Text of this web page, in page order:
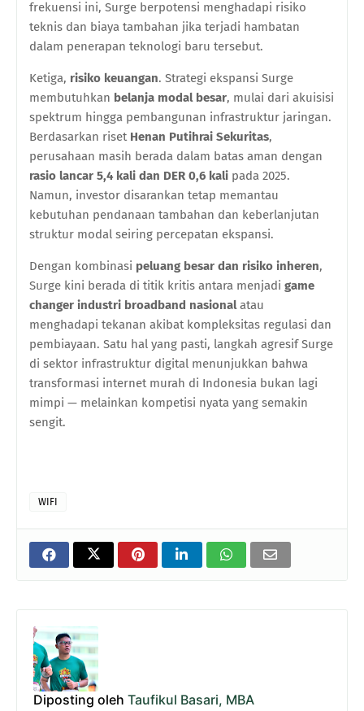
frekuensi ini, Surge berpotensi menghadapi risiko
teknis dan biaya tambahan jika terjadi hambatan
dalam penerapan teknologi baru tersebut.
Ketiga, risiko keuangan. Strategi ekspansi Surge
membutuhkan belanja modal besar, mulai dari akuisisi
spektrum hingga pembangunan infrastruktur jaringan.
Berdasarkan riset Henan Putihrai Sekuritas,
perusahaan masih berada dalam batas aman dengan
rasio lancar 5,4 kali dan DER 0,6 kali pada 2025.
Namun, investor disarankan tetap memantau
kebutuhan pendanaan tambahan dan keberlanjutan
struktur modal seiring percepatan ekspansi.
Dengan kombinasi peluang besar dan risiko inheren,
Surge kini berada di titik kritis antara menjadi game
changer industri broadband nasionalatau
menghadapi tekanan akibat kompleksitas regulasi dan
pembiayaan. Satu hal yang pasti, langkah agresif Surge
di sektor infrastruktur digital menunjukkan bahwa
transformasi internet murah di Indonesia bukan lagi
mimpi — melainkan kompetisi nyata yang semakin
sengit.
WIFI
Diposting oleh Taufikul Basari, MBA